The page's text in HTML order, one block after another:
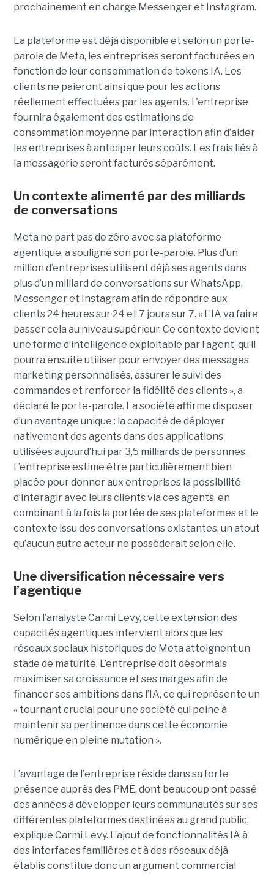
prochainement en charge Messenger et Instagram.
La plateforme est déjà disponible et selon un porte-
parole de Meta, les entreprises seront facturées en
fonction de leur consommation de tokens IA. Les
clients ne paieront ainsi que pour les actions
réellement effectuées par les agents. L'entreprise
fournira également des estimations de
consommation moyenne par interaction afin d’aider
les entreprises à anticiper leurs coûts. Les frais liés à
la messagerie seront facturés séparément.
Un contexte alimenté par des milliards
de conversations
Meta ne part pas de zéro avec sa plateforme
agentique, a souligné son porte-parole. Plus d’un
million d’entreprises utilisent déjà ses agents dans
plus d’un milliard de conversations sur WhatsApp,
Messenger et Instagram afin de répondre aux
clients 24 heures sur 24 et 7 jours sur 7. « L’IA va faire
passer cela au niveau supérieur. Ce contexte devient
une forme d’intelligence exploitable par l’agent, qu’il
pourra ensuite utiliser pour envoyer des messages
marketing personnalisés, assurer le suivi des
commandes et renforcer la fidélité des clients », a
déclaré le porte-parole. La société affirme disposer
d’un avantage unique : la capacité de déployer
nativement des agents dans des applications
utilisées aujourd’hui par 3,5 milliards de personnes.
L’entreprise estime être particulièrement bien
placée pour donner aux entreprises la possibilité
d’interagir avec leurs clients via ces agents, en
combinant à la fois la portée de ses plateformes et le
contexte issu des conversations existantes, un atout
qu’aucun autre acteur ne posséderait selon elle.
Une diversification nécessaire vers
l’agentique
Selon l’analyste Carmi Levy, cette extension des
capacités agentiques intervient alors que les
réseaux sociaux historiques de Meta atteignent un
stade de maturité. L’entreprise doit désormais
maximiser sa croissance et ses marges afin de
financer ses ambitions dans l’IA, ce qui représente un
« tournant crucial pour une société qui peine à
maintenir sa pertinence dans cette économie
numérique en pleine mutation ».
L’avantage de l'entreprise réside dans sa forte
présence auprès des PME, dont beaucoup ont passé
des années à développer leurs communautés sur ses
différentes plateformes destinées au grand public,
explique Carmi Levy. L’ajout de fonctionnalités IA à
des interfaces familières et à des réseaux déjà
établis constitue donc un argument commercial